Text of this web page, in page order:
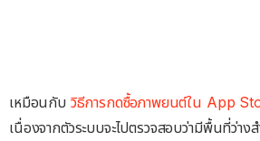
เหมือนกับ วิธีการกดซื้อภาพยนต์ใน App
เนื่องจากตัวระบบจะไปตรวจสอบว่ามีพื้นที่ว่า